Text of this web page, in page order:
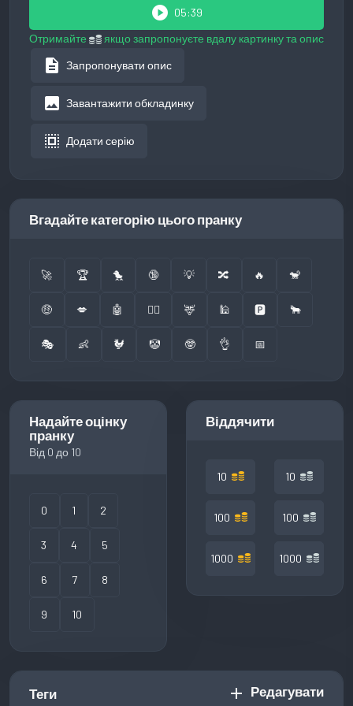
play_circle 05:39
Отримайте
якщо запропонуєте вдалу картинку та опис
description Запропонувати опис
image Завантажити обкладинку
select_all Додати серію
Вгадайте категорію цього пранку
🚀 🏆 🐤 🔞 💡 🔀 🔥 🐒
🤑 💋 🤖 👮‍♂️ 🦌 🕌 🅿️ 🐂
🎭 👶 🐓 🤡 🤓 👌 📅
Надайте оцінку
пранку
Від 0 до 10
0 1 2
3 4 5
6 7 8
9 10
Віддячити
10
100
1000
10
100
1000
Теги add Редагувати